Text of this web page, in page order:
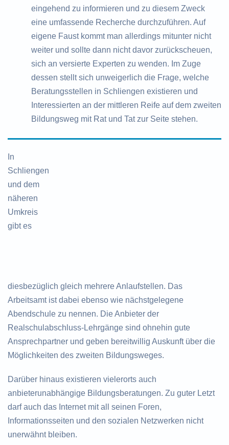
eingehend zu informieren und zu diesem Zweck
eine umfassende Recherche durchzuführen. Auf
eigene Faust kommt man allerdings mitunter nicht
weiter und sollte dann nicht davor zurückscheuen,
sich an versierte Experten zu wenden. Im Zuge
dessen stellt sich unweigerlich die Frage, welche
Beratungsstellen in Schliengen existieren und
Interessierten an der mittleren Reife auf dem zweiten
Bildungsweg mit Rat und Tat zur Seite stehen.
In
Schliengen
und dem
näheren
Umkreis
gibt es
diesbezüglich gleich mehrere Anlaufstellen. Das
Arbeitsamt ist dabei ebenso wie nächstgelegene
Abendschule zu nennen. Die Anbieter der
Realschulabschluss-Lehrgänge sind ohnehin gute
Ansprechpartner und geben bereitwillig Auskunft über die
Möglichkeiten des zweiten Bildungsweges.
Darüber hinaus existieren vielerorts auch
anbieterunabhängige Bildungsberatungen. Zu guter Letzt
darf auch das Internet mit all seinen Foren,
Informationsseiten und den sozialen Netzwerken nicht
unerwähnt bleiben.